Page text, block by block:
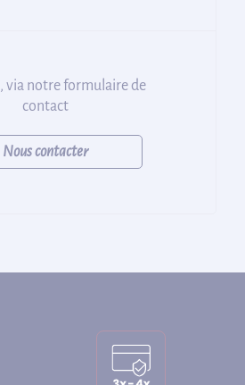
, via notre formulaire de
contact
Nous contacter